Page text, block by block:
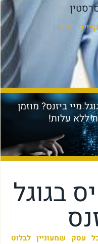
רמיני
מיי ביזנס? מוזמן
ללא עלות!
בגוגל
עסק שמעוניין לבלוט